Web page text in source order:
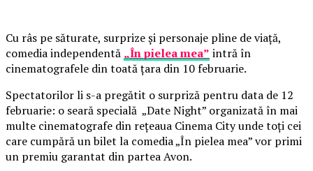
Cu râs pe săturate, surprize și personaje pline de viață,
comedia independentă „În pielea mea” intră în
cinematografele din toată țara din 10 februarie.
Spectatorilor li s-a pregătit o surpriză pentru data de 12
februarie: o seară specială „Date Night” organizată în mai
multe cinematografe din rețeaua Cinema City unde toți cei
care cumpără un bilet la comedia „În pielea mea” vor primi
un premiu garantat din partea Avon.